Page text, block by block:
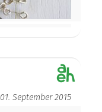
01. September 2015